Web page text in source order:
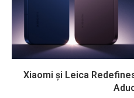
Xiaomi și Leica